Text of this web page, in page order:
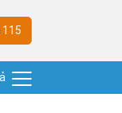
115